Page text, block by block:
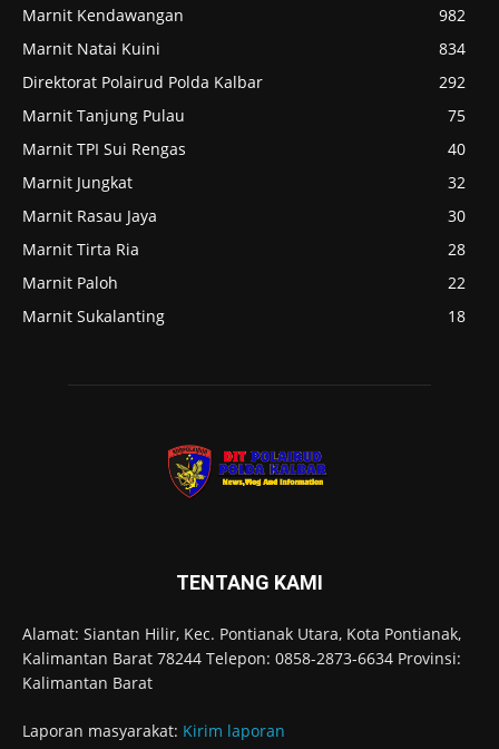
Marnit Kendawangan
982
Marnit Natai Kuini
834
Direktorat Polairud Polda Kalbar
292
Marnit Tanjung Pulau
75
Marnit TPI Sui Rengas
40
Marnit Jungkat
32
Marnit Rasau Jaya
30
Marnit Tirta Ria
28
Marnit Paloh
22
Marnit Sukalanting
18
TENTANG KAMI
Alamat: Siantan Hilir, Kec. Pontianak Utara, Kota Pontianak,
Kalimantan Barat 78244 Telepon: 0858-2873-6634 Provinsi:
Kalimantan Barat
Laporan masyarakat: Kirim laporan